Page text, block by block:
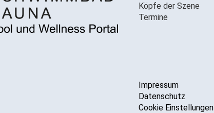
Köpfe der Szene
Termine
Impressum
Datenschutz
Cookie Einstellungen